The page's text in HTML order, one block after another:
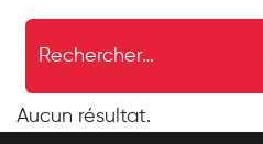
Aucun résultat.